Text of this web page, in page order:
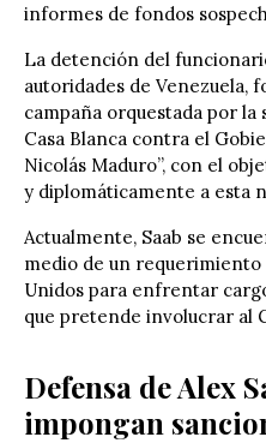
informes de fondos
La detención del
autoridades de Venezuela,
campaña orquestada por
Casa Blanca contra el
Nicolás Maduro”, con el
y diplomáticamente a esta
Actualmente, Saab se
medio de un
Unidos para enfrentar
que pretende involucrar al
Defensa de Alex
impongan